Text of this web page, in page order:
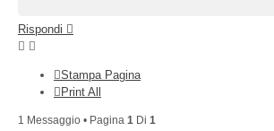
Rispondi
Stampa Pagina
Print All
1 Messaggio • Pagina 1 Di 1